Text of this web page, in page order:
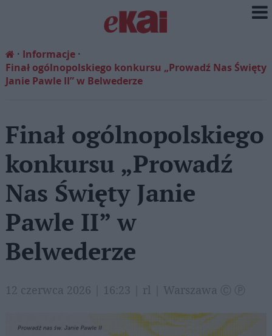
Informacje
Finał ogólnopolskiego konkursu „Prowadź Nas Święty
Janie Pawle II” w Belwederze
Finał ogólnopolskiego
konkursu „Prowadź
Nas Święty Janie
Pawle II” w
Belwederze
12 czerwca 2026 | 16:23 | rl | Warszawa Ⓒ Ⓟ